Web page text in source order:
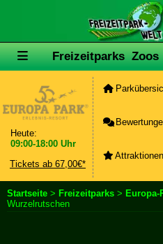
Freizeitparks Zoos
Heute:
09:00-18:00 Uhr
Tickets ab 67,00€*
Attraktionen
Startseite > Freizeitparks > Europa-
Wurzelrutschen